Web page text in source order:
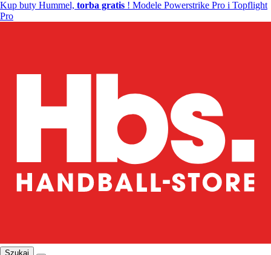
Kup buty Hummel, torba gratis ! Modele Powerstrike Pro i Topflight
Pro
Szukaj